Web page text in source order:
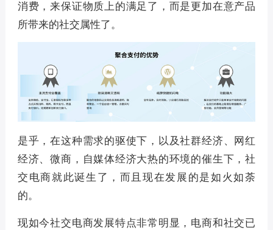
消费，来保证物质上的满足了，而是更加在意产品
所带来的社交属性了。
是乎，在这种需求的驱使下，以及社群经济、网红
经济、微商，自媒体经济大热的环境的催生下，社
交电商就此诞生了，而且现在发展的是如火如荼
的。
现如今社交电商发展特点非常明显，电商和社交已